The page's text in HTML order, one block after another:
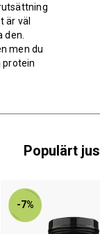
är väl
men du
protein
Populärt
-7%